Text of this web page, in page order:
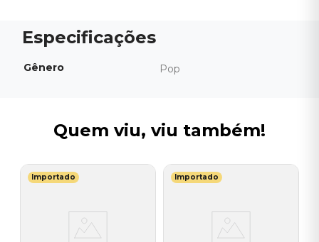
Gênero Pop
Quem viu, viu também!
Importado Importado